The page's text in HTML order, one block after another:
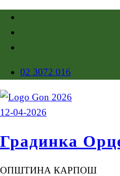
02 3072 016
Градинка
ОПШТИНА КАРПОШ